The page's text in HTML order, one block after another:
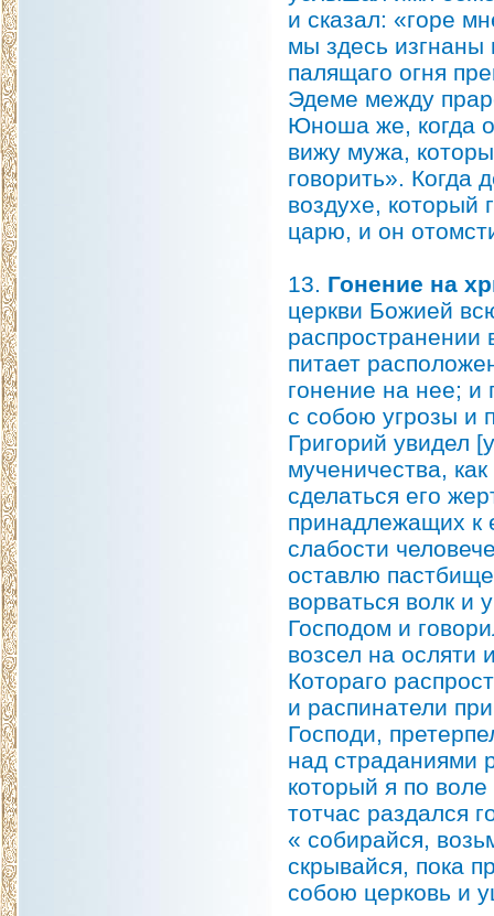
и сказал: «горе
мы здесь изгнаны
палящаго огня
Эдеме между
Юноша же, когда
вижу мужа,
говорить». Когда
воздухе, который
царю, и он
13. Гонение на
церкви Божией
питает
гонение на нее; и
с собою угрозы и
Григорий увидел
мученичества,
сделаться его
принадлежащих к
слабости
оставлю
ворваться волк и
Господом и
возсел на
Котораго
и распинатели
Господи,
над страданиями
который я по
тотчас раздался
« собирайся,
скрывайся, пока
собою церковь и